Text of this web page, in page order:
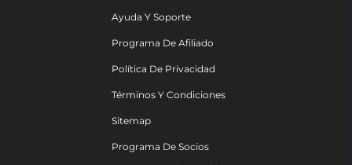
Ayuda Y Soporte
Programa De Afiliado
Política De Privacidad
Términos Y Condiciones
Sitemap
Programa De Socios